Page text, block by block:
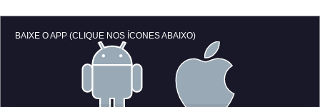
BAIXE O APP (CLIQUE NOS ÍCONES ABAIXO)